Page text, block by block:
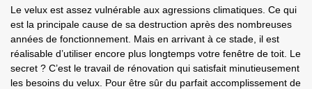
Le velux est assez vulnérable aux agressions climatiques. Ce qui
est la principale cause de sa destruction après des nombreuses
années de fonctionnement. Mais en arrivant à ce stade, il est
réalisable d’utiliser encore plus longtemps votre fenêtre de toit. Le
secret ? C’est le travail de rénovation qui satisfait minutieusement
les besoins du velux. Pour être sûr du parfait accomplissement de